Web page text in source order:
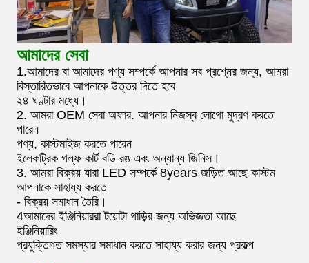
আমাদের সেবা
1.আমাদের বা আমাদের পণ্য সম্পর্কে আপনার সব প্রশ্নের জন্য, আমরা
বিস্তারিতভাবে আপনাকে উত্তর দিতে হবে
২৪ ঘণ্টার মধ্যে।
2. আমরা OEM সেবা অফার. আপনার নিজস্ব লোগো মুদ্রণ করতে
পারেন
পণ্য, কাস্টমাইজ করতে পারেন
ইলেকট্রিক গল্ফ কার্ট বডি রঙ এবং অন্যান্য জিনিস।
3. আমরা বিক্রয় যারা LED সম্পর্কে 8years জড়িত আছে কাস্টম
আপনাকে সাহায্য করতে
- বিক্রয় সমাধান তৈরি।
4আমাদের ইঞ্জিনিয়াররা টয়োটা গাড়ির জন্য অভিজ্ঞতা আছে
ইঞ্জিনিয়ারিং
প্রযুক্তিগত সমস্যার সমাধান করতে সাহায্য করার জন্য প্রকল্প